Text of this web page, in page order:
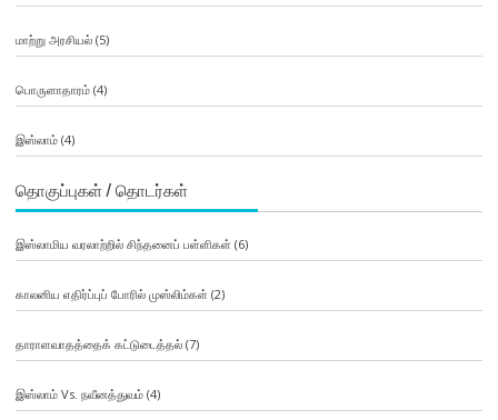
மாற்று அரசியல்(5)
பொருளாதாரம்(4)
இஸ்லாம்(4)
தொகுப்புகள் / தொடர்கள்
இஸ்லாமிய வரலாற்றில் சிந்தனைப் பள்ளிகள் (6)
காலனிய எதிர்ப்புப் போரில் முஸ்லிம்கள் (2)
தாராளவாதத்தைக் கட்டுடைத்தல்(7)
இஸ்லாம் Vs. நவீனத்துவம்(4)